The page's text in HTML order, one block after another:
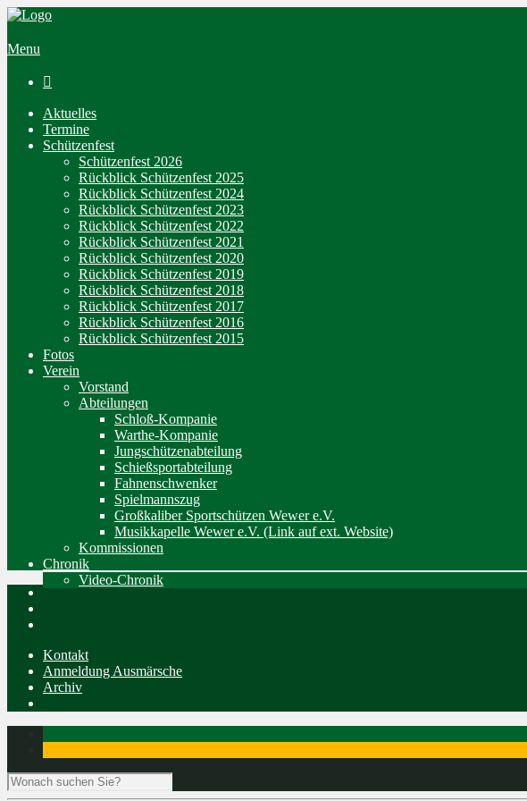
Menu

Aktuelles
Termine
Schützenfest
Schützenfest 2026
Rückblick Schützenfest 2025
Rückblick Schützenfest 2024
Rückblick Schützenfest 2023
Rückblick Schützenfest 2022
Rückblick Schützenfest 2021
Rückblick Schützenfest 2020
Rückblick Schützenfest 2019
Rückblick Schützenfest 2018
Rückblick Schützenfest 2017
Rückblick Schützenfest 2016
Rückblick Schützenfest 2015
Fotos
Verein
Vorstand
Abteilungen
Schloß-Kompanie
Warthe-Kompanie
Jungschützenabteilung
Schießsportabteilung
Fahnenschwenker
Spielmannszug
Großkaliber Sportschützen Wewer e.V.
Musikkapelle Wewer e.V. (Link auf ext. Website)
Kommissionen
Chronik
Video-Chronik
Kontakt
Anmeldung Ausmärsche
Archiv